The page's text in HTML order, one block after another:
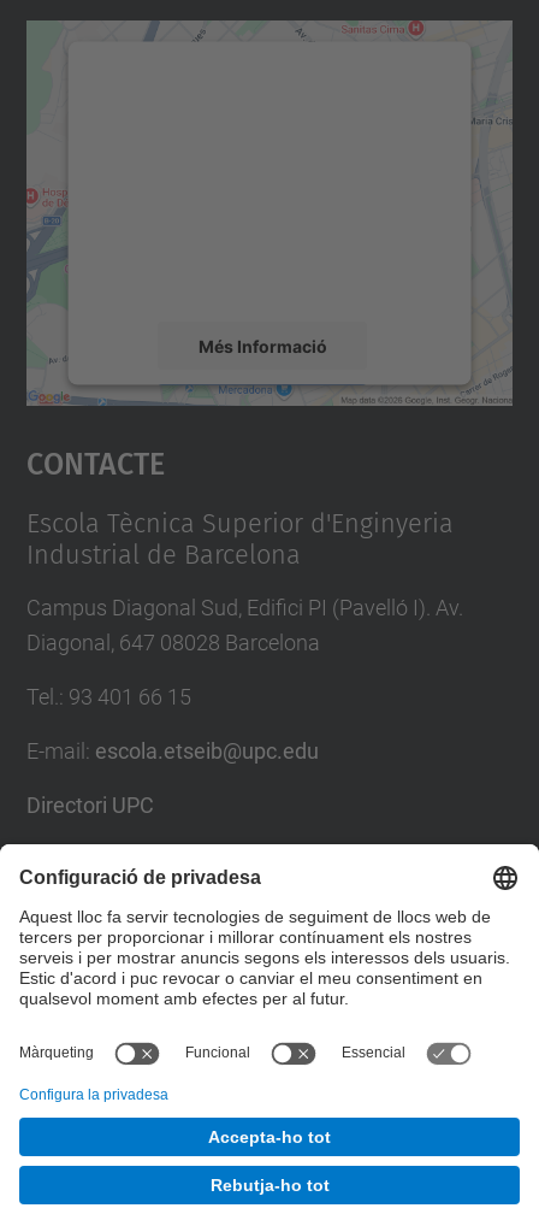
Més Informació
Accepta
powered by
Contacte
Escola Tècnica Superior d'Enginyeria
Industrial de Barcelona
Campus Diagonal Sud, Edifici PI (Pavelló I). Av.
Diagonal, 647 08028 Barcelona
Tel. : 93 401 66 15
E-mail : escola.etseib@upc.edu
Directori UPC
Llista Xarxes Socials
© UPCEscola Tècnica Superior d'Enginyeria Industrial de